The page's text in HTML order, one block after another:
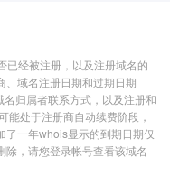
经被注册，以及注册域名的
、域名注册日期和过期日期
归属者联系方式，以及注册和
能处于注册商自动续费阶段，
了一年whois显示的到期日期仅
，请您登录帐号查看该域名